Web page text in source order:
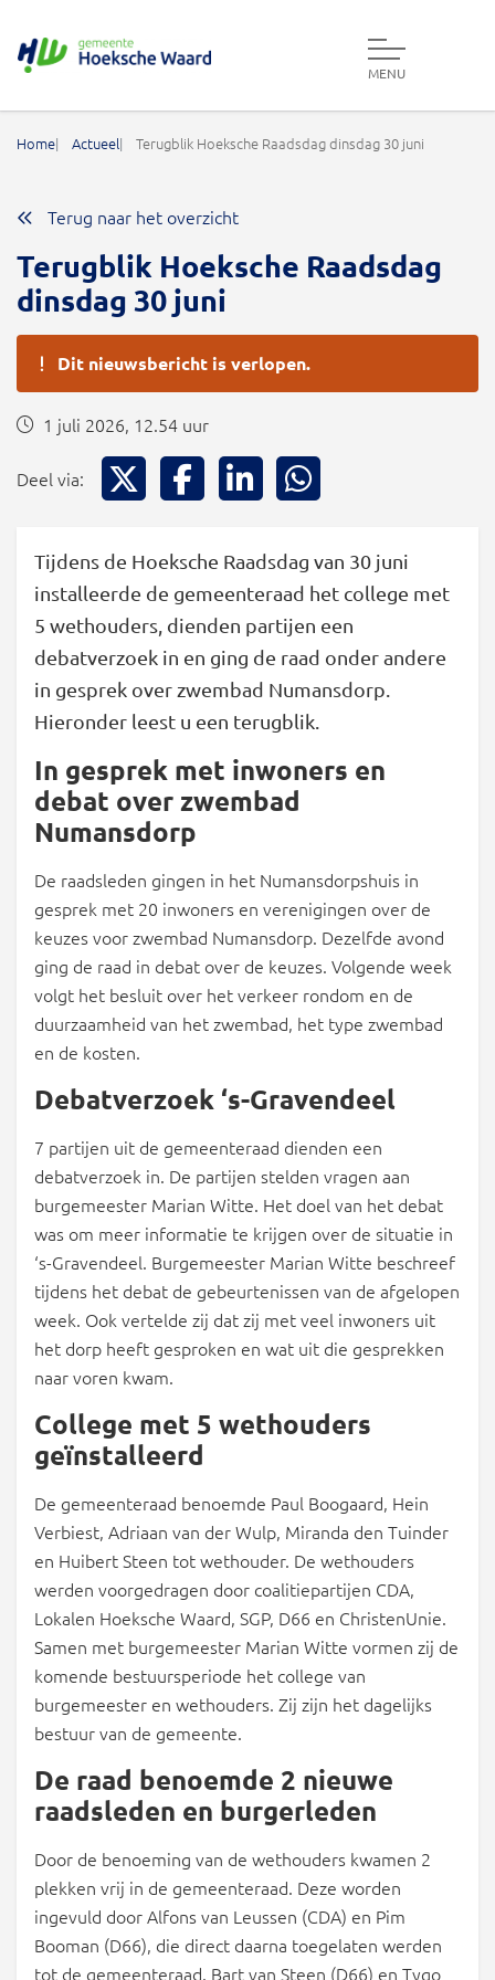
MENU
Home Actueel Terugblik Hoeksche Raadsdag dinsdag 30 juni
Terug naar het overzicht
Terugblik Hoeksche Raadsdag
dinsdag 30 juni
Dit nieuwsbericht is verlopen.
1 juli 2026, 12.54 uur
Deel via: Deel via XDeel via Facebook
Deel via LinkedIn
Tijdens de Hoeksche Raadsdag van 30 juni
installeerde de gemeenteraad het college met
5 wethouders, dienden partijen een
debatverzoek in en ging de raad onder andere
in gesprek over zwembad Numansdorp.
Hieronder leest u een terugblik.
In gesprek met inwoners en
debat over zwembad
Numansdorp
De raadsleden gingen in het Numansdorpshuis in
gesprek met 20 inwoners en verenigingen over de
keuzes voor zwembad Numansdorp. Dezelfde avond
ging de raad in debat over de keuzes. Volgende week
volgt het besluit over het verkeer rondom en de
duurzaamheid van het zwembad, het type zwembad
en de kosten.
Debatverzoek ‘s-Gravendeel
7 partijen uit de gemeenteraad dienden een
debatverzoek in. De partijen stelden vragen aan
burgemeester Marian Witte. Het doel van het debat
was om meer informatie te krijgen over de situatie in
‘s-Gravendeel. Burgemeester Marian Witte beschreef
tijdens het debat de gebeurtenissen van de afgelopen
week. Ook vertelde zij dat zij met veel inwoners uit
het dorp heeft gesproken en wat uit die gesprekken
naar voren kwam.
College met 5 wethouders
geïnstalleerd
De gemeenteraad benoemde Paul Boogaard, Hein
Verbiest, Adriaan van der Wulp, Miranda den Tuinder
en Huibert Steen tot wethouder. De wethouders
werden voorgedragen door coalitiepartijen CDA,
Lokalen Hoeksche Waard, SGP, D66 en ChristenUnie.
Samen met burgemeester Marian Witte vormen zij de
komende bestuursperiode het college van
burgemeester en wethouders. Zij zijn het dagelijks
bestuur van de gemeente.
De raad benoemde 2 nieuwe
raadsleden en burgerleden
Door de benoeming van de wethouders kwamen 2
plekken vrij in de gemeenteraad. Deze worden
ingevuld door Alfons van Leussen (CDA) en Pim
Booman (D66), die direct daarna toegelaten werden
tot de gemeenteraad. Bart van Steen (D66) en Tygo